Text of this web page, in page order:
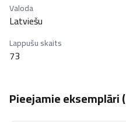
Valoda
Latviešu
Lappušu skaits
73
Pieejamie eksemplāri (